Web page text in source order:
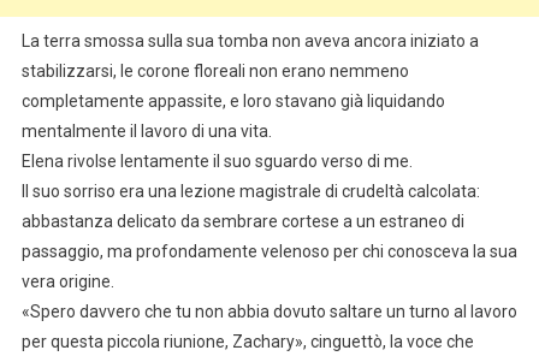
La terra smossa sulla sua tomba non aveva ancora iniziato a
stabilizzarsi, le corone floreali non erano nemmeno
completamente appassite, e loro stavano già liquidando
mentalmente il lavoro di una vita.
Elena rivolse lentamente il suo sguardo verso di me.
Il suo sorriso era una lezione magistrale di crudeltà calcolata:
abbastanza delicato da sembrare cortese a un estraneo di
passaggio, ma profondamente velenoso per chi conosceva la sua
vera origine.
«Spero davvero che tu non abbia dovuto saltare un turno al lavoro
per questa piccola riunione, Zachary», cinguettò, la voce che